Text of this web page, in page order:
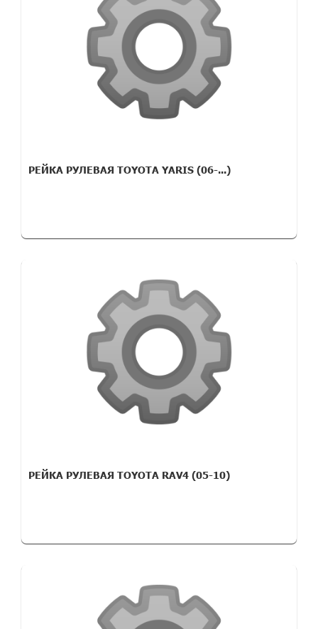
РЕЙКА РУЛЕВАЯ TOYOTA YARIS (06-...)
РЕЙКА РУЛЕВАЯ TOYOTA RAV4 (05-10)